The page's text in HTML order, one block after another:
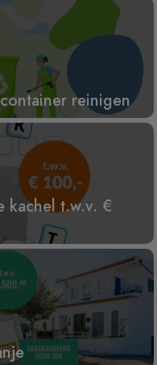
reinigen
kachel t.w.v. €